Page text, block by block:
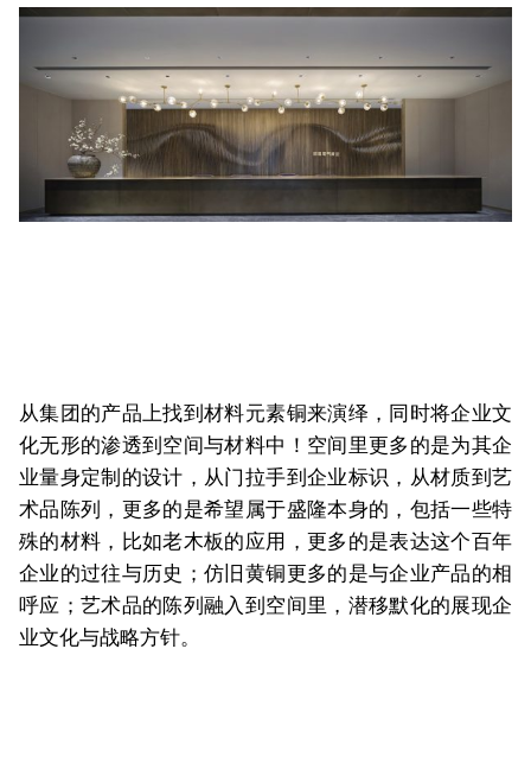
从集团的产品上找到材料元素铜来演绎，同时将企业文
化无形的渗透到空间与材料中！空间里更多的是为其企
业量身定制的设计，从门拉手到企业标识，从材质到艺
术品陈列，更多的是希望属于盛隆本身的，包括一些特
殊的材料，比如老木板的应用，更多的是表达这个百年
企业的过往与历史；仿旧黄铜更多的是与企业产品的相
呼应；艺术品的陈列融入到空间里，潜移默化的展现企
业文化与战略方针。